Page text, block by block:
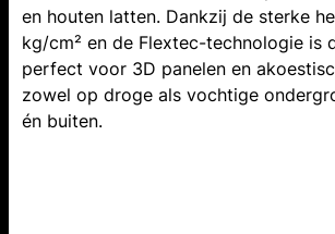
en houten latten. Dankzij de sterke
kg/cm² en de Flextec-technologie is
perfect voor 3D panelen en
zowel op droge als vochtige
én buiten.